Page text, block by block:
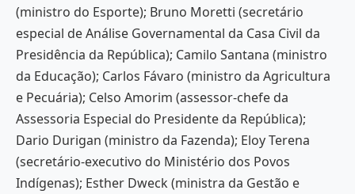
(ministro do Esporte); Bruno Moretti (secretário
especial de Análise Governamental da Casa Civil da
Presidência da República); Camilo Santana (ministro
da Educação); Carlos Fávaro (ministro da Agricultura
e Pecuária); Celso Amorim (assessor-chefe da
Assessoria Especial do Presidente da República);
Dario Durigan (ministro da Fazenda); Eloy Terena
(secretário-executivo do Ministério dos Povos
Indígenas); Esther Dweck (ministra da Gestão e